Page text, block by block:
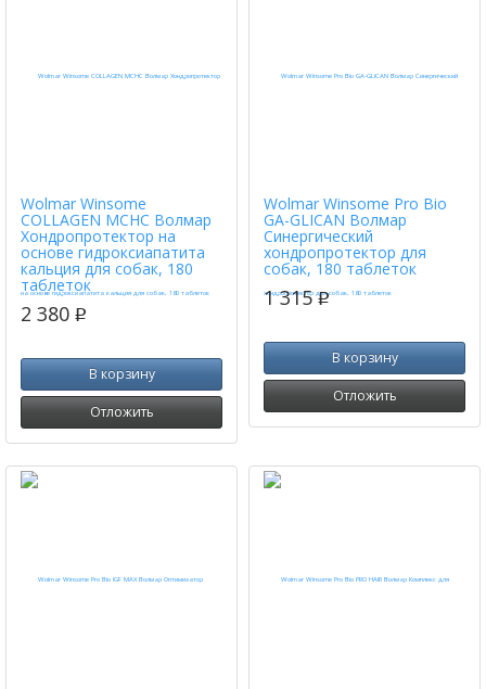
Wolmar Winsome
COLLAGEN MCHC Волмар
Хондропротектор на
основе гидроксиапатита
кальция для собак, 180
таблеток
2 380 p
В корзину
Отложить
Wolmar Winsome Pro Bio
GA-GLICAN Волмар
Синергический
хондропротектор для
собак, 180 таблеток
1 315p
В корзину
Отложить